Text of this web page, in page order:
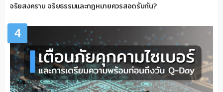
จริยสงคราม จริยธรรมและกฎหมายควรสอดรับกัน?
4